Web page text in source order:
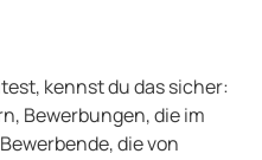
kennst du das sicher:
Bewerbungen, die im
die von